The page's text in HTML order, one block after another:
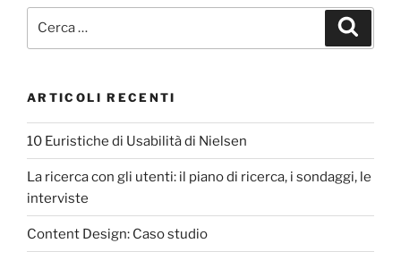
ARTICOLI RECENTI
10 Euristiche di Usabilità di Nielsen
La ricerca con gli utenti: il piano di ricerca, i sondaggi, le
interviste
Content Design: Caso studio